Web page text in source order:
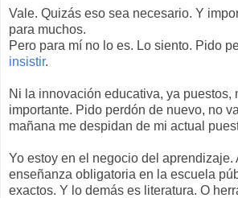
Vale. Quizás eso sea necesario. Y
para muchos.
Pero para mí no lo es. Lo siento. Pido
insistir.
Ni la innovación educativa, ya puestos,
importante. Pido perdón de nuevo, no
mañana me despidan de mi actual
Yo estoy en el negocio del aprendizaje.
enseñanza obligatoria en la escuela
exactos. Y lo demás es literatura. O